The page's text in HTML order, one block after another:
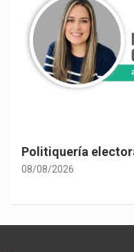
Politiquería
08/08/2026